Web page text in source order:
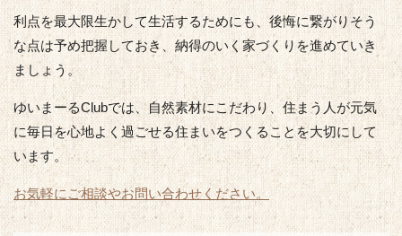
利点を最大限生かして生活するためにも、後悔に繋がりそう
な点は予め把握しておき、納得のいく家づくりを進めていき
ましょう。
ゆいまーるClubでは、自然素材にこだわり、住まう人が元気
に毎日を心地よく過ごせる住まいをつくることを大切にして
います。
お気軽にご相談やお問い合わせください。